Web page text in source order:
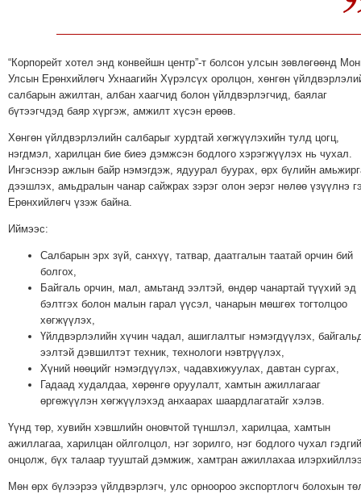
ТОЙРОНД
"ЖИ
ТАЙМ"ЫН
ТОЙРОНД
ГРАНАТ
ДЭЛБЭРСЭН
ОСЛЫН
ЭРГЭН
ТӨВСИЙН
ТОДОТГОЛЫН
ТОЙРОНД
ЕРӨНХИЙЛӨГЧИЙН
СОНГУУЛИЙН
29
“Корпорейт хотел энд конвейшн центр”-т болсон улсын зөвлөгөөнд
Улсын Ерөнхийлөгч Ухнаагийн Хүрэлсүх оролцон, хөнгөн
салбарын ажилтан, албан хаагчид болон үйлдвэрлэгчид, баялаг
бүтээгчдэд баяр хүргэж, амжилт хүсэн ерөөв.
Хөнгөн үйлдвэрлэлийн салбарыг хурдтай хөгжүүлэхийн тулд цогц,
нэгдмэл, харилцан бие биеэ дэмжсэн бодлого хэрэгжүүлэх нь чухал.
Ингэснээр ажлын байр нэмэгдэж, ядуурал буурах, өрх бүлийн
дээшлэх, амьдралын чанар сайжрах зэрэг олон эерэг нөлөө үзүүлнэ
Ерөнхийлөгч үзэж байна.
Иймээс:
Салбарын эрх зүй, санхүү, татвар, даатгалын таатай орчин бий
болгох,
Байгаль орчин, мал, амьтанд ээлтэй, өндөр чанартай түүхий эд
бэлтгэх болон малын гарал үүсэл, чанарын мөшгөх тогтолцоо
хөгжүүлэх,
Үйлдвэрлэлийн хүчин чадал, ашиглалтыг нэмэгдүүлэх,
ээлтэй дэвшилтэт техник, технологи нэвтрүүлэх,
Хүний нөөцийг нэмэгдүүлэх, чадавхижуулах, давтан сургах,
Гадаад худалдаа, хөрөнгө оруулалт, хамтын ажиллагааг
өргөжүүлэн хөгжүүлэхэд анхаарах шаардлагатайг хэлэв.
Үүнд төр, хувийн хэвшлийн оновчтой түншлэл, харилцаа, хамтын
ажиллагаа, харилцан ойлголцол, нэг зорилго, нэг бодлого чухал
онцолж, бүх талаар тууштай дэмжиж, хамтран ажиллахаа
Мөн өрх бүлээрээ үйлдвэрлэгч, улс орноороо экспортлогч болохын